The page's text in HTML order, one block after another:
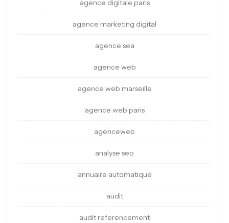
agence digitale paris
agence marketing digital
agence sea
agence web
agence web marseille
agence web paris
agenceweb
analyse seo
annuaire automatique
audit
audit referencement